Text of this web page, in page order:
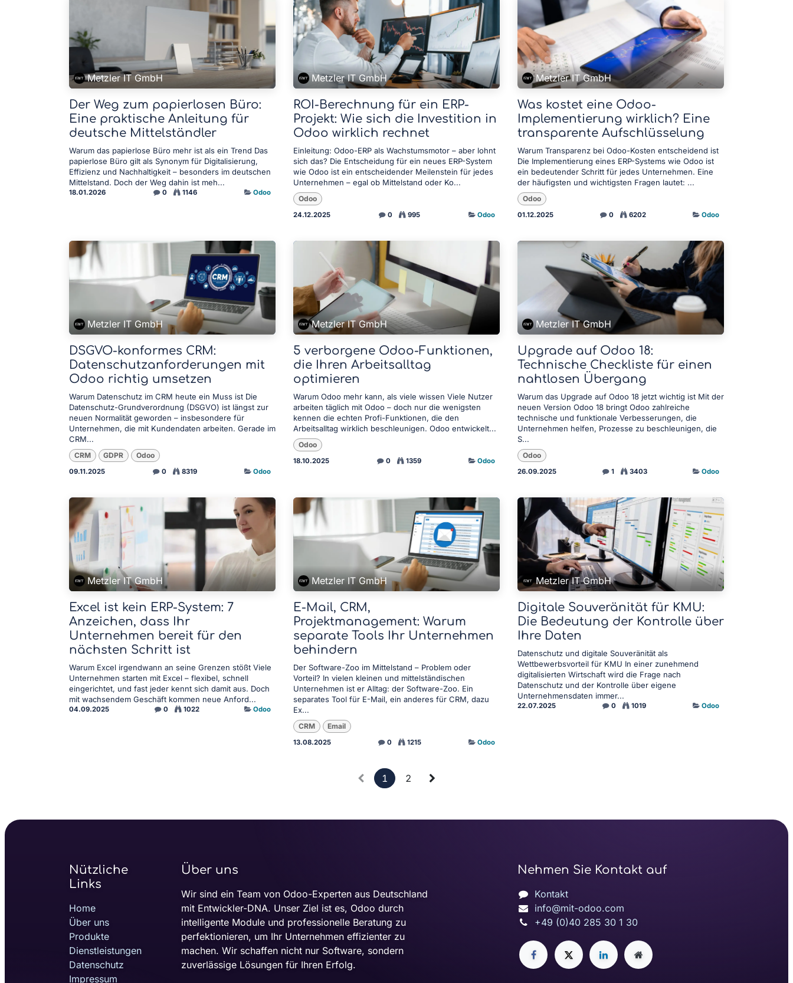
Metzler IT GmbH
Der Weg zum papierlosen Büro:
Eine praktische Anleitung für
deutsche Mittelständler
Warum das papierlose Büro mehr ist als ein Trend Das
papierlose Büro gilt als Synonym für Digitalisierung,
Effizienz und Nachhaltigkeit – besonders im deutschen
Mittelstand. Doch der Weg dahin ist meh...
18.01.2026 0 1146 Odoo
Metzler IT GmbH
ROI-Berechnung für ein ERP-
Projekt: Wie sich die Investition in
Odoo wirklich rechnet
Einleitung: Odoo-ERP als Wachstumsmotor – aber lohnt
sich das? Die Entscheidung für ein neues ERP-System
wie Odoo ist ein entscheidender Meilenstein für jedes
Unternehmen – egal ob Mittelstand oder Ko...
Odoo
24.12.2025 0 995 Odoo
Metzler IT GmbH
Was kostet eine Odoo-
Implementierung wirklich? Eine
transparente Aufschlüsselung
Warum Transparenz bei Odoo-Kosten entscheidend ist
Die Implementierung eines ERP-Systems wie Odoo ist
ein bedeutender Schritt für jedes Unternehmen. Eine
der häufigsten und wichtigsten Fragen lautet: ...
Odoo
01.12.2025 0 6202 Odoo
Metzler IT GmbH
DSGVO-konformes CRM:
Datenschutzanforderungen mit
Odoo richtig umsetzen
Warum Datenschutz im CRM heute ein Muss ist Die
Datenschutz-Grundverordnung (DSGVO) ist längst zur
neuen Normalität geworden – insbesondere für
Unternehmen, die mit Kundendaten arbeiten. Gerade im
CRM...
CRM GDPR Odoo
09.11.2025 0 8319 Odoo
Metzler IT GmbH
5 verborgene Odoo-Funktionen,
die Ihren Arbeitsalltag
optimieren
Warum Odoo mehr kann, als viele wissen Viele Nutzer
arbeiten täglich mit Odoo – doch nur die wenigsten
kennen die echten Profi-Funktionen, die den
Arbeitsalltag wirklich beschleunigen. Odoo entwickelt...
Odoo
18.10.2025 0 1359 Odoo
Metzler IT GmbH
Upgrade auf Odoo 18:
Technische Checkliste für einen
nahtlosen Übergang
Warum das Upgrade auf Odoo 18 jetzt wichtig ist Mit der
neuen Version Odoo 18 bringt Odoo zahlreiche
technische und funktionale Verbesserungen, die
Unternehmen helfen, Prozesse zu beschleunigen, die
S...
Odoo
26.09.2025 1 3403 Odoo
Metzler IT GmbH
Excel ist kein ERP-System: 7
Anzeichen, dass Ihr
Unternehmen bereit für den
nächsten Schritt ist
Warum Excel irgendwann an seine Grenzen stößt Viele
Unternehmen starten mit Excel – flexibel, schnell
eingerichtet, und fast jeder kennt sich damit aus. Doch
mit wachsendem Geschäft kommen neue Anford...
04.09.2025 0 1022 Odoo
Metzler IT GmbH
E-Mail, CRM,
Projektmanagement: Warum
separate Tools Ihr Unternehmen
behindern
Der Software-Zoo im Mittelstand – Problem oder
Vorteil? In vielen kleinen und mittelständischen
Unternehmen ist er Alltag: der Software-Zoo. Ein
separates Tool für E-Mail, ein anderes für CRM, dazu
Ex...
CRM Email
13.08.2025 0 1215 Odoo
Metzler IT GmbH
Digitale Souveränität für KMU:
Die Bedeutung der Kontrolle über
Ihre Daten
Datenschutz und digitale Souveränität als
Wettbewerbsvorteil für KMU In einer zunehmend
digitalisierten Wirtschaft wird die Frage nach
Datenschutz und der Kontrolle über eigene
Unternehmensdaten immer...
22.07.2025 0 1019 Odoo
1 2
Nützliche
Links
Home
Über uns
Produkte
Dienstleistungen
Datenschutz
Impressum
Über uns
Wir sind ein Team von Odoo-Experten aus Deutschland
mit Entwickler-DNA. Unser Ziel ist es, Odoo durch
intelligente Module und professionelle Beratung zu
perfektionieren, um Ihr Unternehmen effizienter zu
machen. Wir schaffen nicht nur Software, sondern
zuverlässige Lösungen für Ihren Erfolg.
Nehmen Sie Kontakt auf
Kontakt
info@mit-odoo.com
+49 (0)40 285 30 1 30